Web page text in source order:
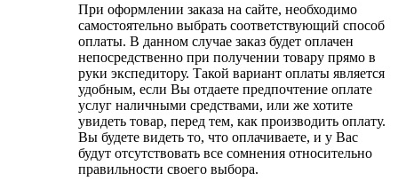
При оформлении заказа на сайте, необходимо
самостоятельно выбрать соответствующий способ
оплаты. В данном случае заказ будет оплачен
непосредственно при получении товару прямо в
руки экспедитору. Такой вариант оплаты является
удобным, если Вы отдаете предпочтение оплате
услуг наличными средствами, или же хотите
увидеть товар, перед тем, как производить оплату.
Вы будете видеть то, что оплачиваете, и у Вас
будут отсутствовать все сомнения относительно
правильности своего выбора.